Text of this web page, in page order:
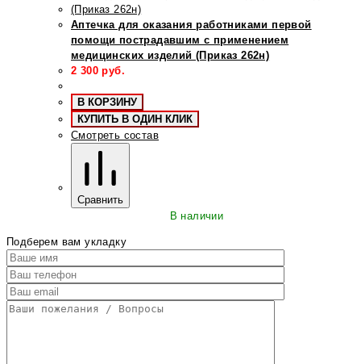
Аптечка для оказания работниками первой
помощи пострадавшим с применением
медицинских изделий (Приказ 262н)
2 300 руб.
В КОРЗИНУ
КУПИТЬ В ОДИН КЛИК
Смотреть состав
Сравнить
В наличии
Подберем вам укладку